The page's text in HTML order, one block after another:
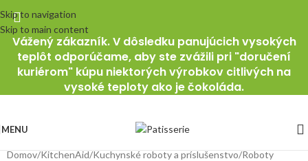
Skip to navigation
Skip to main content
Vážený zákazník. V dôsledku panujúcich vysokých
teplôt odporúčame, aby ste zvážili pri "doručení
kuriérom" kúpu niektorých výrobkov citlivých na
vysoké teploty ako je čokoláda.
MENU
Domov/KitchenAid/Kuchynské roboty a príslušenstvo/Roboty